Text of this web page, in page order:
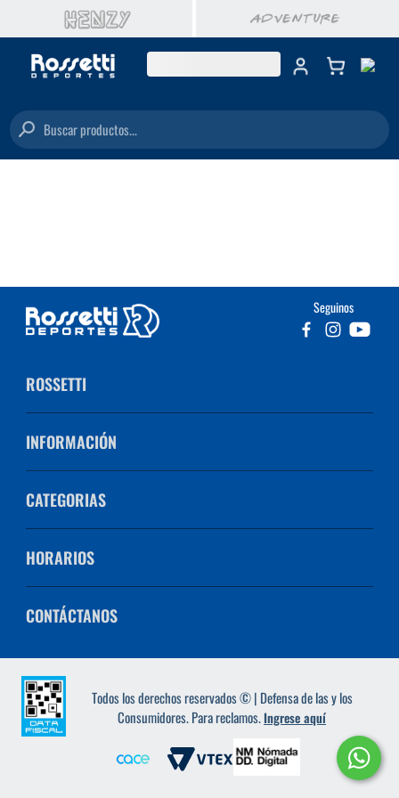
Buscar productos...
Seguinos
ROSSETTI
INFORMACIÓN
CATEGORIAS
HORARIOS
CONTÁCTANOS
Todos los derechos reservados © | Defensa de las y los
Consumidores. Para reclamos.Ingrese aquí